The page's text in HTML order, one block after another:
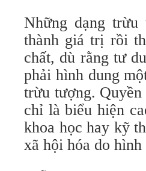
Những dạng
thành giá trị rồi
chất, dù rằng tư
phải hình dung
trừu tượng. Quyền
chỉ là biểu hiện
khoa học hay kỹ
xã hội hóa do hình